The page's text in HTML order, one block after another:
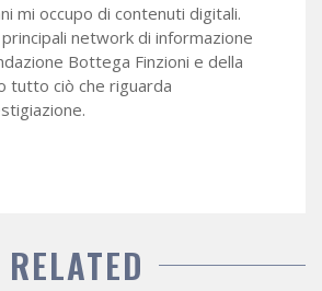
mi occupo di contenuti digitali.
network di informazione
Bottega Finzioni e della
tutto ciò che riguarda
RELATED